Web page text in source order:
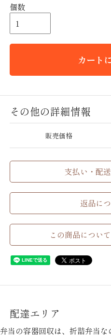
個数
カート
その他の詳細情報
販売価格
支払い・配
返品に
この商品につい
配達エリア
弁当の容器回収は、折詰弁当